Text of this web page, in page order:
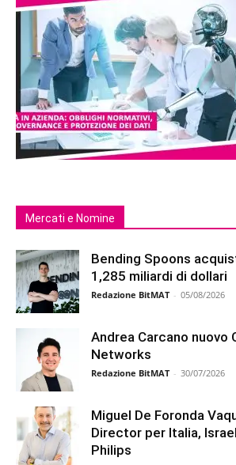
Mercati e Nomine
Bending Spoons
1,285 miliardi di dollari
Redazione BitMAT - 05/08/2026
Andrea Carcano nuovo
Networks
Redazione BitMAT - 30/07/2026
Miguel De Foronda
Director per Italia,
Philips